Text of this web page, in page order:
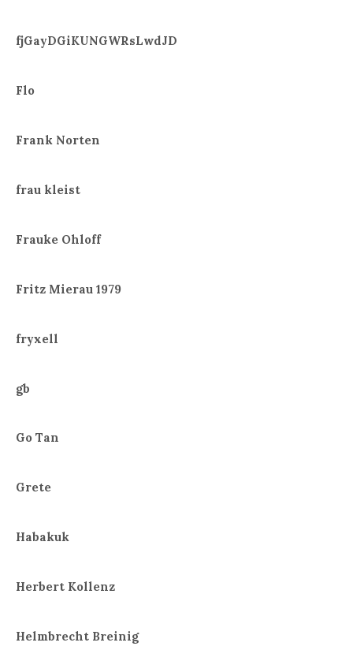
fjGayDGiKUNGWRsLwdJD
Flo
Frank Norten
frau kleist
Frauke Ohloff
Fritz Mierau 1979
fryxell
gb
Go Tan
Grete
Habakuk
Herbert Kollenz
Helmbrecht Breinig